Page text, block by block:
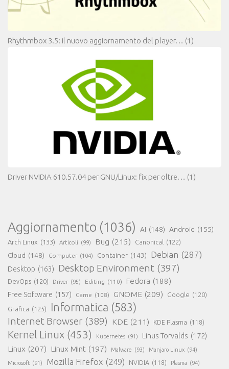
Rhythmbox 3.5: il nuovo aggiornamento del player… (1)
Driver NVIDIA 610.57.04 per GNU/Linux: fix per oltre… (1)
Aggiornamento (1036) AI (148) Android (155)
Arch Linux (133) Articoli (99) Bug (215) Canonical (122)
Cloud (148) Computer (104) Container (143) Debian (287)
Desktop (163) Desktop Environment (397)
DevOps (120) Driver (95) Editing (110) Fedora (188)
Free Software (157) Game (108) GNOME (209) Google (120)
Grafica (125) Informatica (583)
Internet Browser (389) KDE (211) KDE Plasma (118)
Kernel Linux (453) Kubernetes (91) Linus Torvalds (172)
Linux (207) Linux Mint (197) Malware (93) Manjaro Linux (94)
Microsoft (91) Mozilla Firefox (249) NVIDIA (118) Plasma (94)